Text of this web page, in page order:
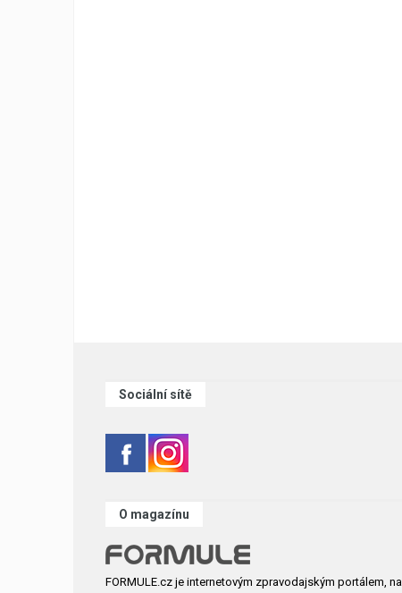
Sociální sítě
O magazínu
FORMULE.cz je internetovým zpravodajským portálem, na